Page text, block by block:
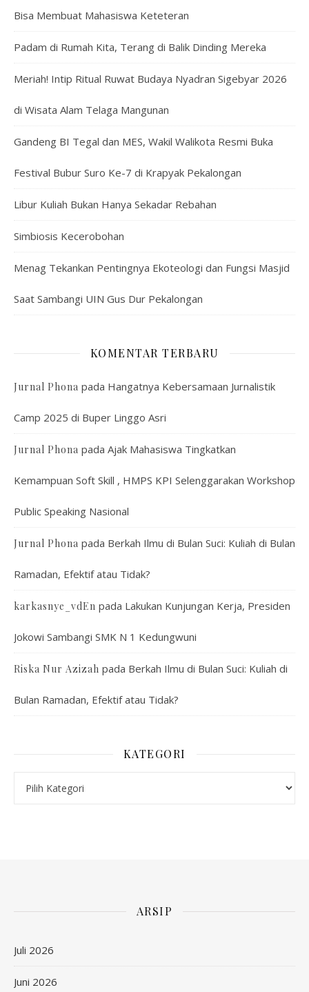
Bisa Membuat Mahasiswa Keteteran
Padam di Rumah Kita, Terang di Balik Dinding Mereka
Meriah! Intip Ritual Ruwat Budaya Nyadran Sigebyar 2026
di Wisata Alam Telaga Mangunan
Gandeng BI Tegal dan MES, Wakil Walikota Resmi Buka
Festival Bubur Suro Ke-7 di Krapyak Pekalongan
Libur Kuliah Bukan Hanya Sekadar Rebahan
Simbiosis Kecerobohan
Menag Tekankan Pentingnya Ekoteologi dan Fungsi Masjid
Saat Sambangi UIN Gus Dur Pekalongan
KOMENTAR TERBARU
Jurnal Phona pada Hangatnya Kebersamaan Jurnalistik
Camp 2025 di Buper Linggo Asri
Jurnal Phona pada Ajak Mahasiswa Tingkatkan
Kemampuan Soft Skill , HMPS KPI Selenggarakan Workshop
Public Speaking Nasional
Jurnal Phona pada Berkah Ilmu di Bulan Suci: Kuliah di Bulan
Ramadan, Efektif atau Tidak?
karkasnye_vdEn pada Lakukan Kunjungan Kerja, Presiden
Jokowi Sambangi SMK N 1 Kedungwuni
Riska Nur Azizah pada Berkah Ilmu di Bulan Suci: Kuliah di
Bulan Ramadan, Efektif atau Tidak?
KATEGORI
ARSIP
Juli 2026
Juni 2026